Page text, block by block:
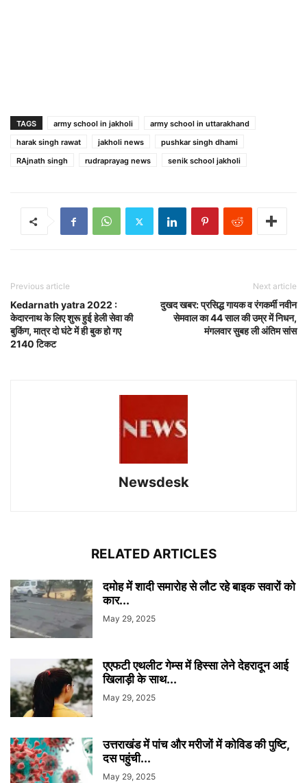
TAGS army school in jakholi
army school in uttarakhand
harak singh rawat
jakholi news
pushkar singh dhami
RAjnath singh
rudraprayag news senik school jakholi
Previous article
Kedarnath yatra 2022 :
केदारनाथ के लिए शुरू हुई हेली सेवा की
बुकिंग, मात्र दो घंटे में ही बुक हो गए
2140 टिकट
Next article
दुखद खबर: प्रसिद्ध गायक व रंगकर्मी नवीन
सेमवाल का 44 साल की उम्र में निधन,
मंगलवार सुबह ली अंतिम सांस
Newsdesk
RELATED ARTICLES
दमोह में शादी समारोह से लौट रहे बाइक सवारों को
कार...
May 29, 2025
एएफटी एथलीट गेम्स में हिस्सा लेने देहरादून आई
खिलाड़ी के साथ...
May 29, 2025
उत्तराखंड में पांच और मरीजों में कोविड की पुष्टि,
दस पहुंची...
May 29, 2025